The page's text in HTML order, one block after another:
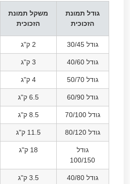
גודל תמונת
הזכוכית
משקל תמונת
הזכוכית
גודל 30/45 2 ק"ג
גודל 40/60 3 ק"ג
גודל 50/70 4 ק"ג
גודל 60/90 6.5 ק"ג
גודל 70/100 8.5 ק"ג
גודל 80/120 11.5 ק"ג
גודל
100/150
18 ק"ג
גודל 40/80 3.5 ק"ג